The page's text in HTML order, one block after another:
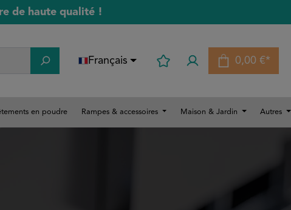
de haute qualité !
Français 0,00 €*
Le
en poudre Rampes & accessoires Maison & Jardin Autres